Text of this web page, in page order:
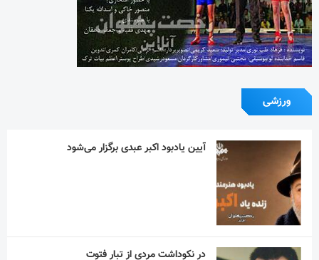
ورزشی
آیین یادبود اکبر عبدی برگزار می‌شود